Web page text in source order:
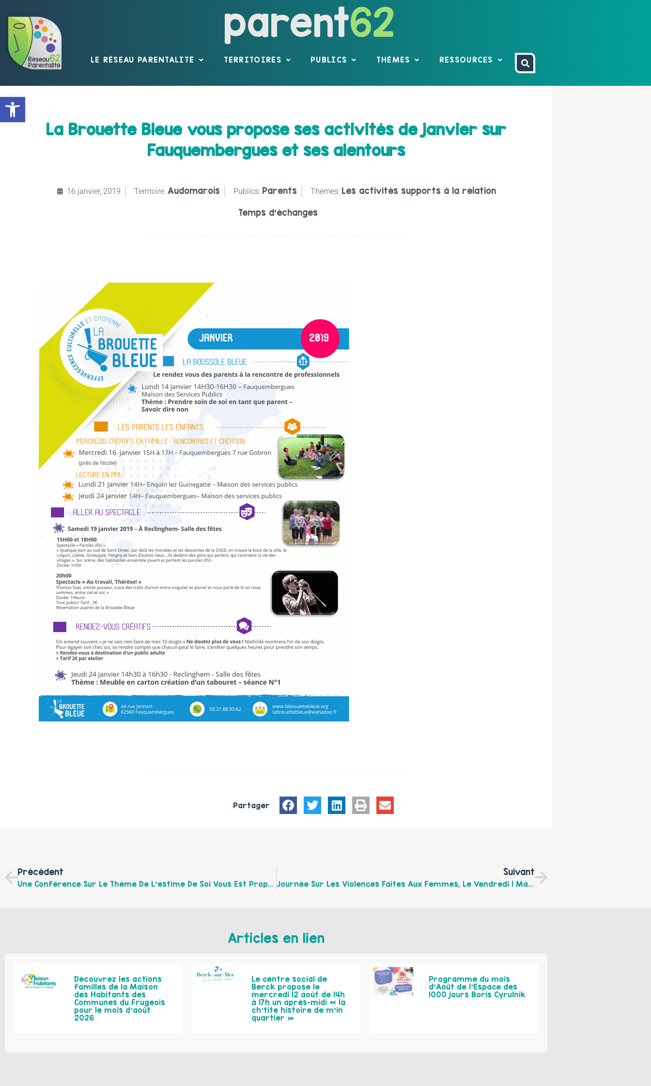
Ouvrir la barre d’outils
parent62
LE RÉSEAU PARENTALITÉ TERRITOIRES PUBLICS THÈMES RESSOURCES
La Brouette Bleue vous propose ses activités de janvier sur
Fauquembergues et ses alentours
16 janvier, 2019 Territoire: Audomarois Publics: Parents Thèmes: Les activités supports à la relation
Temps d'échanges
Partager
Précédent
Une Conférence Sur Le Thème De L’estime De Soi Vous Est Proposée Le 26 Janvier À Santes
Suivant
Journée Sur Les Violences Faites Aux Femmes, Le Vendredi 1 Mars, À Destination Des Professionnels
Articles en lien
Découvrez les actions
familles de la Maison
des Habitants des
Communes du Frugeois
pour le mois d’août
2026
Le centre social de
Berck propose le
mercredi 12 août de 14h
à 17h un après-midi « la
ch’tite histoire de m’in
quartier »
Programme du mois
d’Août de l’Espace des
1000 jours Boris Cyrulnik